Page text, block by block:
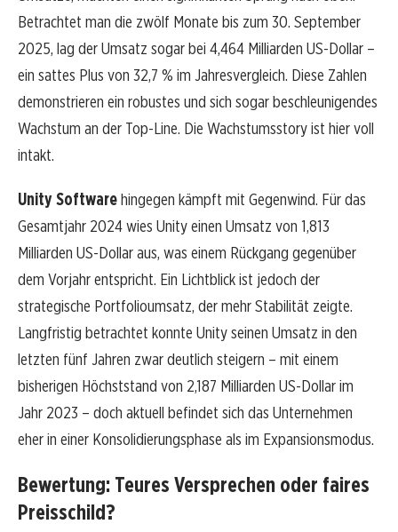
Betrachtet man die zwölf Monate bis zum 30. September
2025, lag der Umsatz sogar bei 4,464 Milliarden US-Dollar –
ein sattes Plus von 32,7 % im Jahresvergleich. Diese Zahlen
demonstrieren ein robustes und sich sogar beschleunigendes
Wachstum an der Top-Line. Die Wachstumsstory ist hier voll
intakt.
Unity Softwarehingegen kämpft mit Gegenwind. Für das
Gesamtjahr 2024 wies Unity einen Umsatz von 1,813
Milliarden US-Dollar aus, was einem Rückgang gegenüber
dem Vorjahr entspricht. Ein Lichtblick ist jedoch der
strategische Portfolioumsatz, der mehr Stabilität zeigte.
Langfristig betrachtet konnte Unity seinen Umsatz in den
letzten fünf Jahren zwar deutlich steigern – mit einem
bisherigen Höchststand von 2,187 Milliarden US-Dollar im
Jahr 2023 – doch aktuell befindet sich das Unternehmen
eher in einer Konsolidierungsphase als im Expansionsmodus.
Bewertung: Teures Versprechen oder faires
Preisschild?